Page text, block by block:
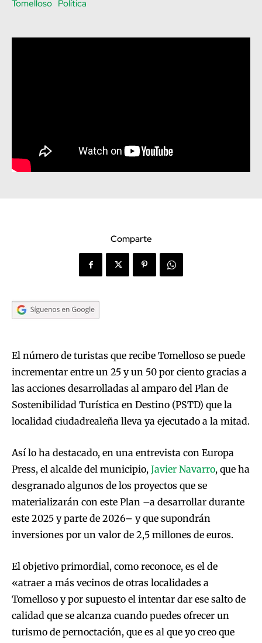
Tomelloso Política
Comparte
El número de turistas que recibe Tomelloso se puede
incrementar entre un 25 y un 50 por ciento gracias a
las acciones desarrolladas al amparo del Plan de
Sostenibilidad Turística en Destino (PSTD) que la
localidad ciudadrealeña lleva ya ejecutado a la mitad.
Así lo ha destacado, en una entrevista con Europa
Press, el alcalde del municipio, Javier Navarro, que ha
desgranado algunos de los proyectos que se
materializarán con este Plan –a desarrollar durante
este 2025 y parte de 2026– y que supondrán
inversiones por un valor de 2,5 millones de euros.
El objetivo primordial, como reconoce, es el de
«atraer a más vecinos de otras localidades a
Tomelloso y por supuesto el intentar dar ese salto de
calidad que se alcanza cuando puedes ofrecer un
turismo de pernoctación, que es al que yo creo que